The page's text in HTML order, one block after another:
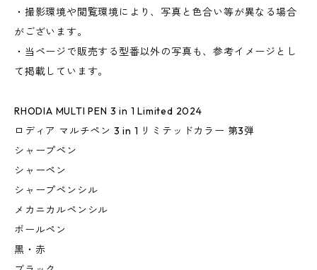
・撮影環境や閲覧環境により、写真と色合い等が異なる場合
がございます。
・当ページで販売する型番以外の写真も、参考イメージとし
て掲載しています。
RHODIA MULTI PEN 3 in 1 Limited 2024
ロディア マルチペン 3 in 1 リミテッドカラー 第3弾
シャープペン
シャーペン
シャープペンシル
メカニカルペンシル
ボールペン
黒・赤